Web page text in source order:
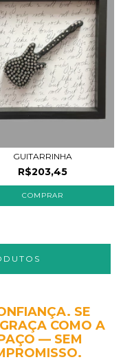
GUITARRINHA
R$203,45
SE
COMO A
— SEM